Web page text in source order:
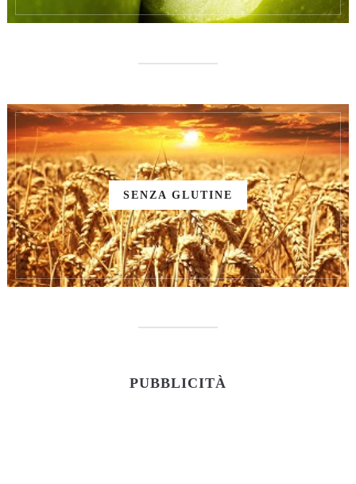
SENZA GLUTINE
PUBBLICITÀ